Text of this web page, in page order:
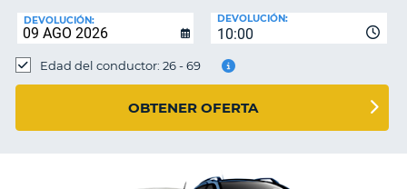
DEVOLUCIÓN:
10:00
DEVOLUCIÓN:
Edad del conductor: 26 - 69
OBTENER OFERTA